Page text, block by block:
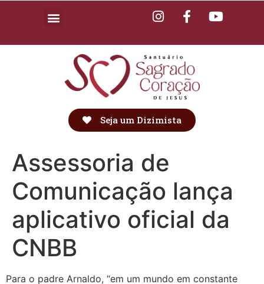
Seja um Dizimista
Assessoria de
Comunicação lança
aplicativo oficial da
CNBB
Para o padre Arnaldo, “em um mundo em constante